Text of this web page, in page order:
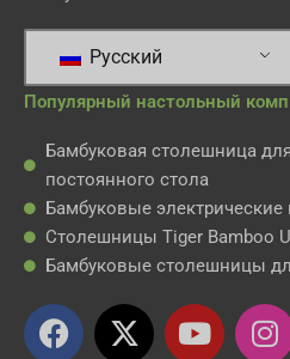
Русский
Популярный настольный
Бамбуковая столешница
постоянного стола
Бамбуковые
Столешницы Tiger Bamboo
Бамбуковые столешницы
Ф
е
X
-
Y
o
И
н